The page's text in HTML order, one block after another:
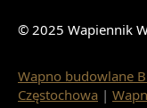
© 2025 Wapiennik
Wapno budowlane
Częstochowa |